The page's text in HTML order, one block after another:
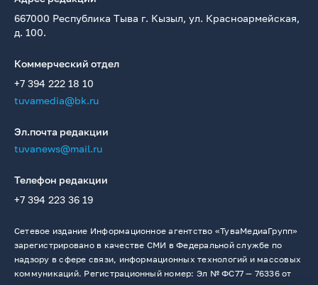
667000 Республика Тыва г. Кызыл, ул. Красноармейская,
д. 100.
Коммерческий отдел
+7 394 222 18 10
tuvamedia@bk.ru
Эл.почта редакции
tuvanews@mail.ru
Телефон редакции
+7 394 223 36 19
Сетевое издание Информационное агентство «ТуваМедиаГрупп»
зарегистрировано в качестве СМИ в Федеральной службе по
надзору в сфере связи, информационных технологий и массовых
коммуникаций. Регистрационный номер: Эл № ФС77 — 76336 от